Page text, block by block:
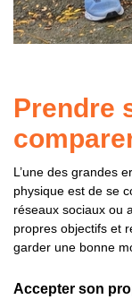
Prendre
L’une des grandes
physique est de se
réseaux sociaux ou
propres objectifs et
garder une bonne
Accepter son